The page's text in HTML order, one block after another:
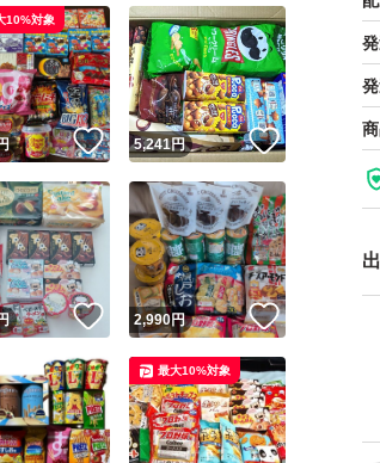
いいね！
10%対象
5,241円 いいね！
いいね！
2,990円 いいね！
最大10%対象